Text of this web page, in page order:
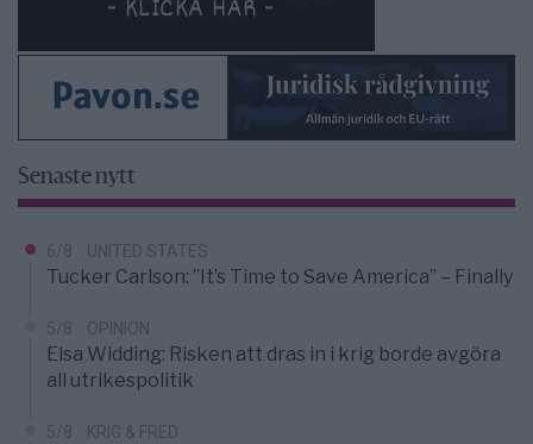
Senaste nytt
6/8 UNITED STATES
Tucker Carlson: ”It’s Time to Save America” – Finally
5/8 OPINION
Elsa Widding: Risken att dras in i krig borde avgöra
all utrikespolitik
5/8 KRIG & FRED